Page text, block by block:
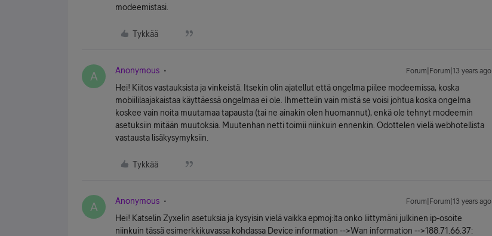
modeemistasi.
Tykkää
A Anonymous Forum|Forum|13 years ago
Hei! Kiitos vastauksista ja vinkeistä. Itsekin olin ajatellut että ongelma piilee modeemissa, koska
mobiililaajakaistaa käyttäessä ongelmaa ei ole. Ihmettelin vain mistä se voisi johtua koska ongelma
koskee vain noita muutamaa tapausta (tai ne ainakin olen huomannut), enkä ole tehnyt modeemin
asetuksiin mitään muutoksia. Muutenhan netti toimii niinkuin ennenkin. Odottelen vielä webhotellista
vastausta lisäkysymyksiin.
Tykkää
A Anonymous Forum|Forum|13 years ago
Hei! Katselin Zyxelin asetuksia ja kysyisin vielä vaikka epmoj:lta onko liittymäni julkinen ip-osoite
niinkuin tässä esimerkkikuvassa kohdassa Device information -->Wan information -->188.71.66.37: